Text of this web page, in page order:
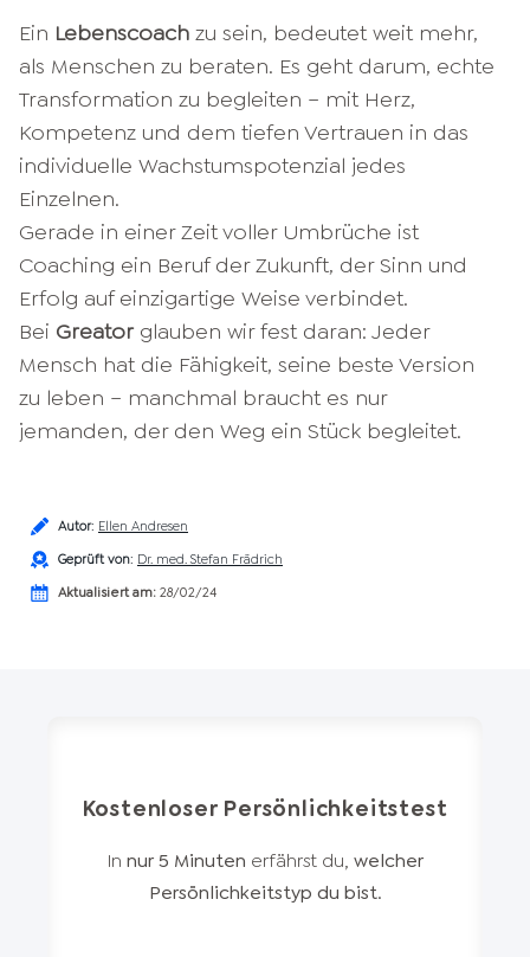
Ein Lebenscoach zu sein, bedeutet weit mehr,
als Menschen zu beraten. Es geht darum, echte
Transformation zu begleiten – mit Herz,
Kompetenz und dem tiefen Vertrauen in das
individuelle Wachstumspotenzial jedes
Einzelnen.
Gerade in einer Zeit voller Umbrüche ist
Coaching ein Beruf der Zukunft, der Sinn und
Erfolg auf einzigartige Weise verbindet.
Bei Greatorglauben wir fest daran: Jeder
Mensch hat die Fähigkeit, seine beste Version
zu leben – manchmal braucht es nur
jemanden, der den Weg ein Stück begleitet.
Autor: Ellen Andresen
Geprüft von: Dr. med. Stefan Frädrich
Aktualisiert am: 28/02/24
Kostenloser Persönlichkeitstest
In nur 5 Minuten erfährst du, welcher
Persönlichkeitstyp du bist.